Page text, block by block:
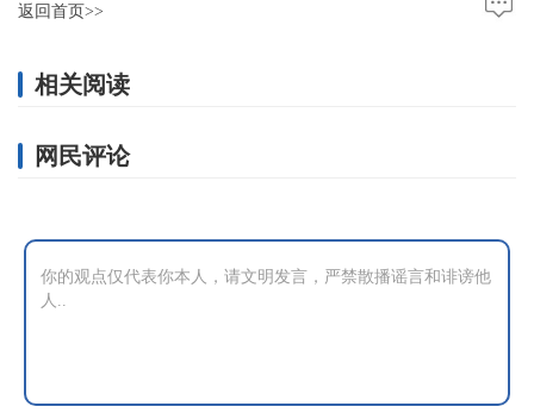
返回首页>>
相关阅读
网民评论